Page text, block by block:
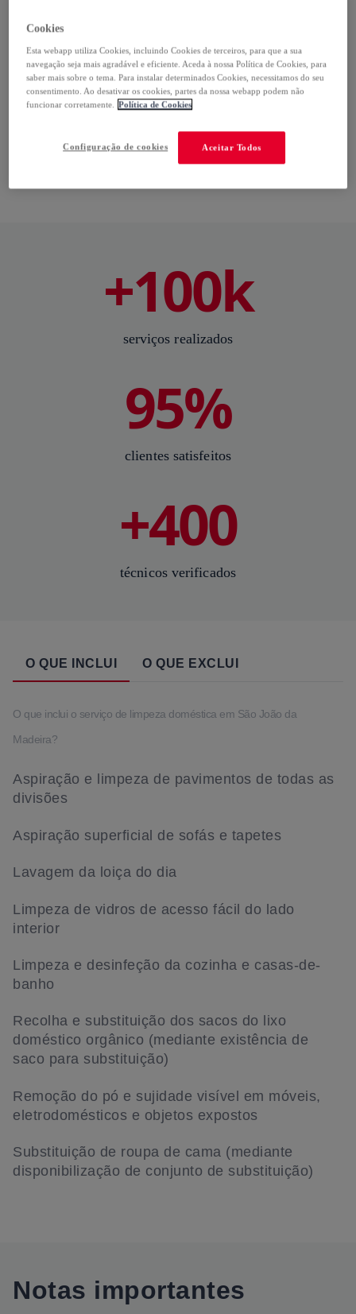
3Acompanha o teu serviço
Podes editar ou acrescentar serviços, reagendar ou cancelar até
2 horas antes. O FIXO está aqui para ajudar.
No dia e hora marcada, conta com a nossa presença. Se tiveres
+100k
serviços realizados
95%
clientes satisfeitos
+400
técnicos verificados
O QUE INCLUI O QUE EXCLUI
O que inclui o serviço de limpeza doméstica em São João da
Madeira?
Aspiração e limpeza de pavimentos de todas as
divisões
Aspiração superficial de sofás e tapetes
Lavagem da loiça do dia
Limpeza de vidros de acesso fácil do lado
interior
Limpeza e desinfeção da cozinha e casas-de-
banho
Recolha e substituição dos sacos do lixo
doméstico orgânico (mediante existência de
saco para substituição)
Remoção do pó e sujidade visível em móveis,
eletrodomésticos e objetos expostos
Substituição de roupa de cama (mediante
disponibilização de conjunto de substituição)
Notas importantes
Cookies
Esta webapp utiliza Cookies, incluindo Cookies de terceiros, para que a sua
navegação seja mais agradável e eficiente. Aceda à nossa Política de Cookies, para
saber mais sobre o tema. Para instalar determinados Cookies, necessitamos do seu
consentimento. Ao desativar os cookies, partes da nossa webapp podem não
funcionar corretamente.
Política de Cookies
Aceitar Todos
Configuração de cookies